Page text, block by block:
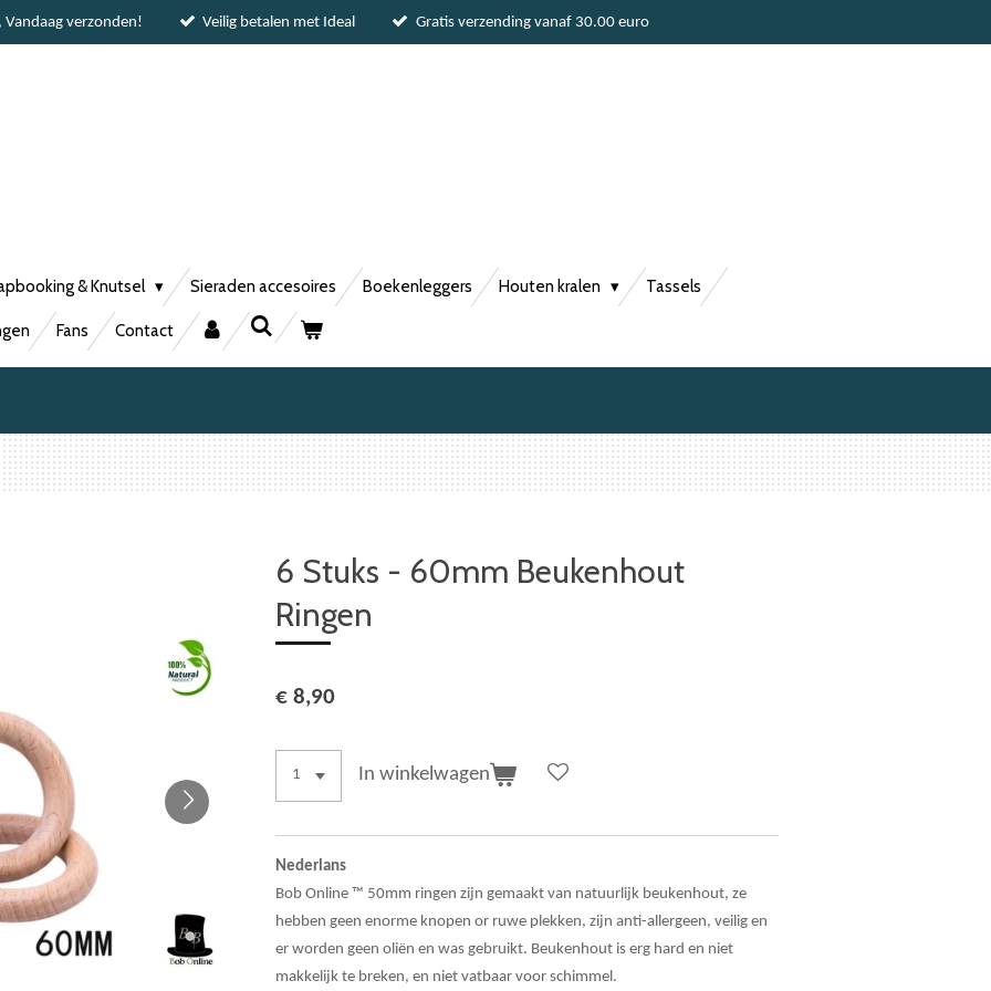
verzonden! Veilig betalen met Ideal Gratis verzending vanaf 30.00 euro
& Knutsel Sieraden accesoires Boekenleggers Houten kralen Tassels
Fans Contact
6 Stuks - 60mm Beukenhout
Ringen
€ 8,90
In winkelwagen
Nederlans
Bob Online ™ 50mm ringen zijn gemaakt van natuurlijk beukenhout, ze
hebben geen enorme knopen or ruwe plekken, zijn anti-allergeen, veilig en
er worden geen oliën en was gebruikt. Beukenhout is erg hard en niet
makkelijk te breken, en niet vatbaar voor schimmel.